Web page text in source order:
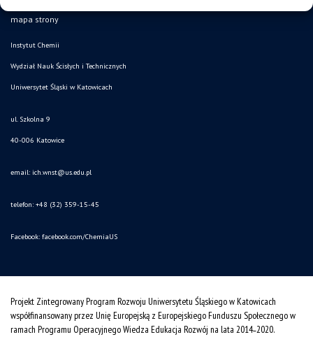
mapa strony
Instytut Chemii
Wydział Nauk Ścisłych i Technicznych
Uniwersytet Śląski w Katowicach
ul. Szkolna 9
40-006 Katowice
email: ich.wnst@us.edu.pl
telefon: +48 (32) 359-15-45
Facebook: facebook.com/ChemiaUS
Projekt Zintegrowany Program Rozwoju Uniwersytetu Śląskiego w Katowicach
współfinansowany przez Unię Europejską z Europejskiego Funduszu Społecznego w
ramach Programu Operacyjnego Wiedza Edukacja Rozwój na lata 2014˗2020.